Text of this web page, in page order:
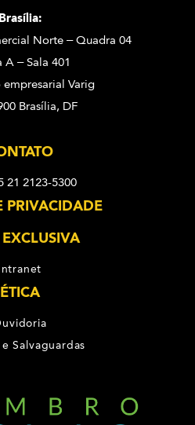
Brasília:
Norte – Quadra 04
A – Sala 401
empresarial Varig
Brasília, DF
21 2123-5300
PRIVACIDADE
ÉTICA
Salvaguardas